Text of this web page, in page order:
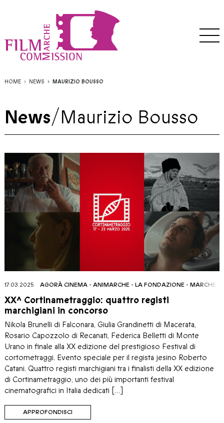
HOME NEWS MAURIZIO BOUSSO
News/Maurizio Bousso
17.03.2025 AGORÀ CINEMA - ANIMARCHE - LA FONDAZIONE - MARCHE
XX^ Cortinametraggio: quattro registi
marchigiani in concorso
Nikola Brunelli di Falconara, Giulia Grandinetti di Macerata,
Rosario Capozzolo di Recanati, Federica Belletti di Monte
Urano in finale alla XX edizione del prestigioso Festival di
cortometraggi. Evento speciale per il regista jesino Roberto
Catani. Quattro registi marchigiani tra i finalisti della XX edizione
di Cortinametraggio, uno dei più importanti festival
cinematografici in Italia dedicati […]
APPROFONDISCI